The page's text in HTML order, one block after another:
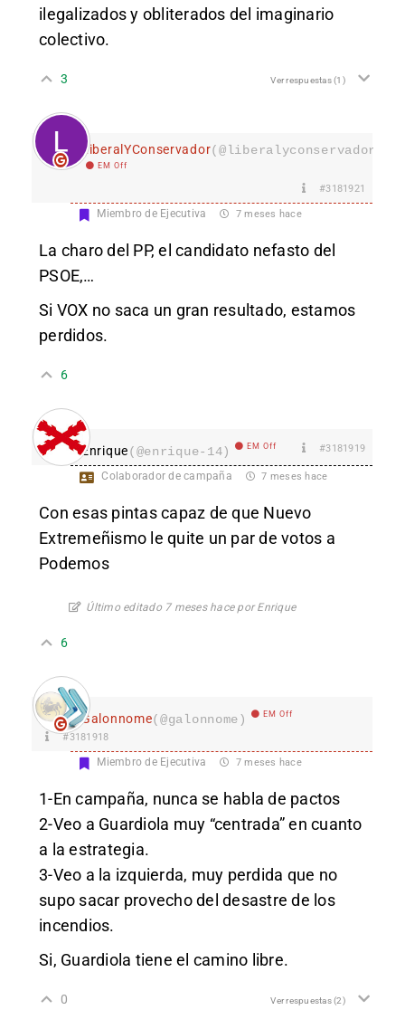
ilegalizados y obliterados del imaginario
colectivo.
3 Ver respuestas(1)
LiberalYConservador
EM Off
#3181921
Miembro de Ejecutiva 7 meses hace
La charo del PP, el candidato nefasto del
PSOE,…
Si VOX no saca un gran resultado, estamos
perdidos.
6
Enrique(@enrique-14) EM Off #3181919
Colaborador de campaña 7 meses hace
Con esas pintas capaz de que Nuevo
Extremeñismo le quite un par de votos a
Podemos
Último editado 7 meses hace por Enrique
6
Galonnome(@galonnome) EM Off
#3181918
Miembro de Ejecutiva 7 meses hace
1-En campaña, nunca se habla de pactos
2-Veo a Guardiola muy “centrada” en cuanto
a la estrategia.
3-Veo a la izquierda, muy perdida que no
supo sacar provecho del desastre de los
incendios.
Si, Guardiola tiene el camino libre.
0 Ver respuestas(2)